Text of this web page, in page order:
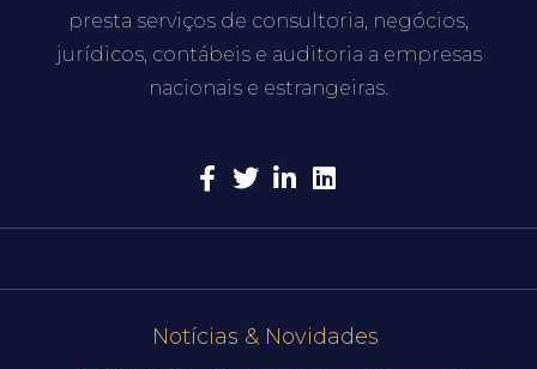
presta serviços de consultoria, negócios,
jurídicos, contábeis e auditoria a empresas
nacionais e estrangeiras.
Notícias & Novidades